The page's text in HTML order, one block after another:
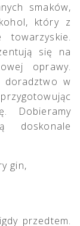
smaków,
który z
towarzyskie.
się na
oprawy.
doradztwo w
Dobieramy
doskonale
przedtem.